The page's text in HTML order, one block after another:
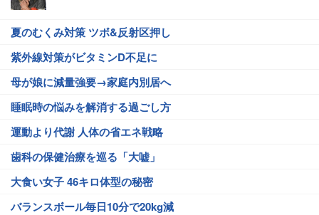
夏のむくみ対策 ツボ&反射区押し
紫外線対策がビタミンD不足に
母が娘に減量強要→家庭内別居へ
睡眠時の悩みを解消する過ごし方
運動より代謝 人体の省エネ戦略
歯科の保健治療を巡る「大嘘」
大食い女子 46キロ体型の秘密
バランスボール毎日10分で20kg減